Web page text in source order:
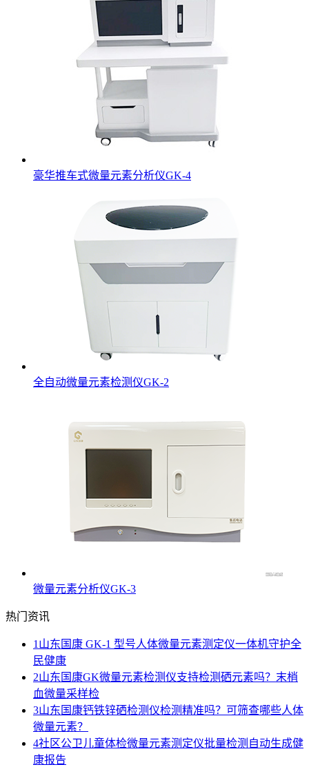
豪华推车式微量元素分析仪GK-4
全自动微量元素检测仪GK-2
微量元素分析仪GK-3
热门资讯
1 山东国康 GK-1 型号人体微量元素测定仪一体机守护全
民健康
2山东国康GK微量元素检测仪支持检测硒元素吗？末梢
血微量采样检
3山东国康钙铁锌硒检测仪检测精准吗？可筛查哪些人体
微量元素？
4社区公卫儿童体检微量元素测定仪批量检测自动生成健
康报告